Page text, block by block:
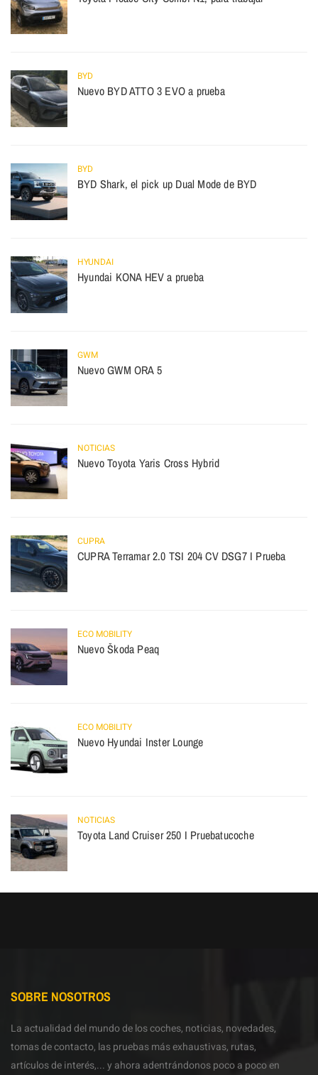
BYD
Nuevo BYD ATTO 3 EVO a prueba
BYD
BYD Shark, el pick up Dual Mode de BYD
HYUNDAI
Hyundai KONA HEV a prueba
GWM
Nuevo GWM ORA 5
NOTICIAS
Nuevo Toyota Yaris Cross Hybrid
CUPRA
CUPRA Terramar 2.0 TSI 204 CV DSG7 I Prueba
ECO MOBILITY
Nuevo Škoda Peaq
ECO MOBILITY
Nuevo Hyundai Inster Lounge
NOTICIAS
Toyota Land Cruiser 250 I Pruebatucoche
SOBRE NOSOTROS
La actualidad del mundo de los coches, noticias, novedades,
tomas de contacto, las pruebas más exhaustivas, rutas,
artículos de interés,... y ahora adentrándonos poco a poco en